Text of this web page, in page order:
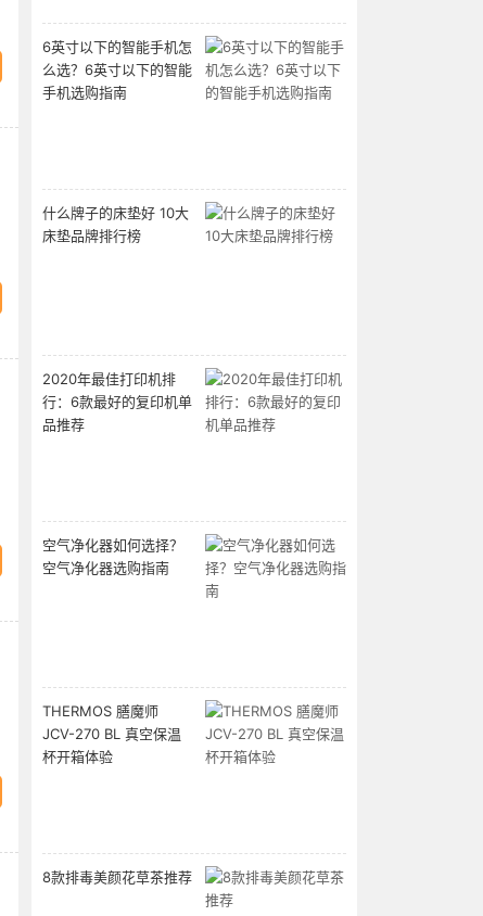
6英寸以下的智能手机怎
么选？6英寸以下的智能
手机选购指南
什么牌子的床垫好 10大
床垫品牌排行榜
2020年最佳打印机排
行：6款最好的复印机单
品推荐
空气净化器如何选择？
空气净化器选购指南
THERMOS 膳魔师
JCV-270 BL 真空保温
杯开箱体验
8款排毒美颜花草茶推荐